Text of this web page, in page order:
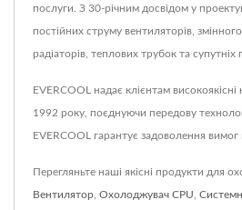
послуги. З 30-річним досвідом у
постійних струму вентиляторів,
радіаторів, теплових трубок та супутніх
EVERCOOL надає клієнтам
1992 року, поєднуючи передову
EVERCOOL гарантує задоволення вимог
Перегляньте наші якісні продукти для
Вентилятор Охолоджувач CPU